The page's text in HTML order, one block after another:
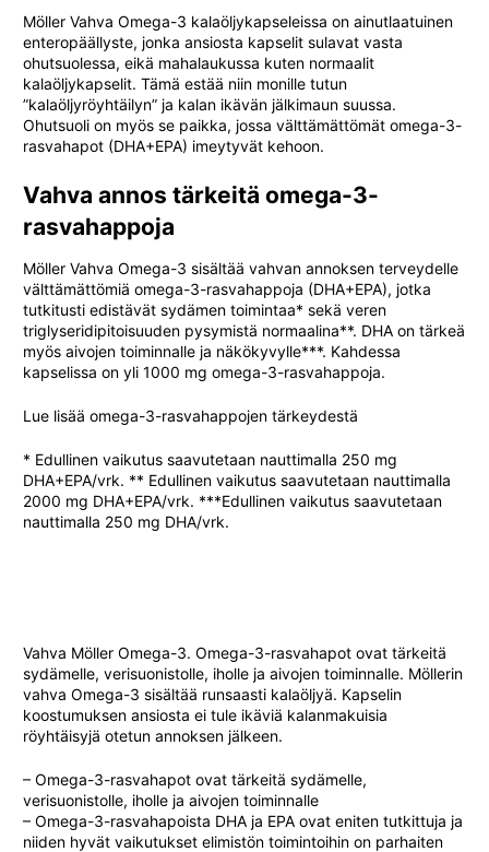
Möller Vahva Omega-3 kalaöljykapseleissa on ainutlaatuinen
enteropäällyste, jonka ansiosta kapselit sulavat vasta
ohutsuolessa, eikä mahalaukussa kuten normaalit
kalaöljykapselit. Tämä estää niin monille tutun
”kalaöljyröyhtäilyn” ja kalan ikävän jälkimaun suussa.
Ohutsuoli on myös se paikka, jossa välttämättömät omega-3-
rasvahapot (DHA+EPA) imeytyvät kehoon.
Vahva annos tärkeitä omega-3-
rasvahappoja
Möller Vahva Omega-3 sisältää vahvan annoksen terveydelle
välttämättömiä omega-3-rasvahappoja (DHA+EPA), jotka
tutkitusti edistävät sydämen toimintaa* sekä veren
triglyseridipitoisuuden pysymistä normaalina**. DHA on tärkeä
myös aivojen toiminnalle ja näkökyvylle***. Kahdessa
kapselissa on yli 1000 mg omega-3-rasvahappoja.
Lue lisää omega-3-rasvahappojen tärkeydestä
* Edullinen vaikutus saavutetaan nauttimalla 250 mg
DHA+EPA/vrk. ** Edullinen vaikutus saavutetaan nauttimalla
2000 mg DHA+EPA/vrk. ***Edullinen vaikutus saavutetaan
nauttimalla 250 mg DHA/vrk.
Vahva Möller Omega-3. Omega-3-rasvahapot ovat tärkeitä
sydämelle, verisuonistolle, iholle ja aivojen toiminnalle. Möllerin
vahva Omega-3 sisältää runsaasti kalaöljyä. Kapselin
koostumuksen ansiosta ei tule ikäviä kalanmakuisia
röyhtäisyjä otetun annoksen jälkeen.
– Omega-3-rasvahapot ovat tärkeitä sydämelle,
verisuonistolle, iholle ja aivojen toiminnalle
– Omega-3-rasvahapoista DHA ja EPA ovat eniten tutkittuja ja
niiden hyvät vaikutukset elimistön toimintoihin on parhaiten